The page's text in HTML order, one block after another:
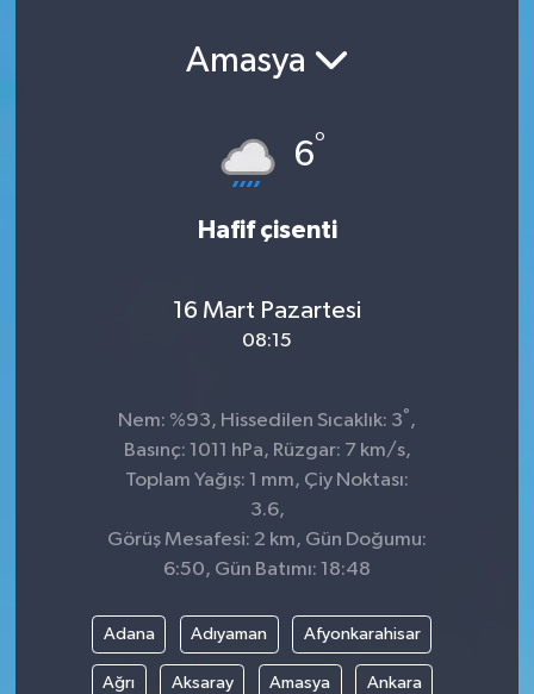
Amasya
6°
Hafif çisenti
16 Mart Pazartesi
08:15
Nem: %93, Hissedilen Sıcaklık: 3° ,
Basınç: 1011 hPa, Rüzgar: 7 km/s,
Toplam Yağış: 1 mm, Çiy Noktası:
3.6,
Görüş Mesafesi: 2 km, Gün Doğumu:
6:50, Gün Batımı: 18:48
Adana Adıyaman Afyonkarahisar
Ağrı Aksaray Amasya Ankara